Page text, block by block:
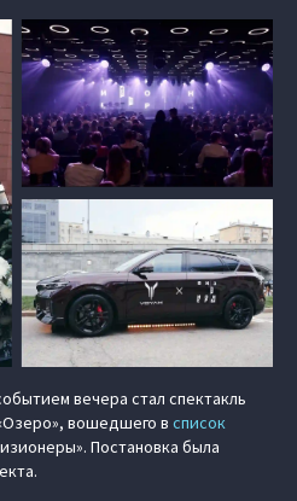
вечера стал спектакль
вошедшего в список
Постановка была